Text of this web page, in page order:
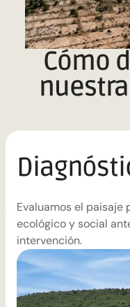
Cómo
Evaluamos el
ecológico y social
intervención.